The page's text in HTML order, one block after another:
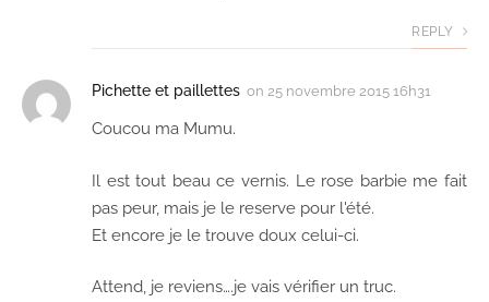
REPLY
Pichette et paillettes on 25 novembre 2015 16h31
Coucou ma Mumu.
Il est tout beau ce vernis. Le rose barbie me fait
pas peur, mais je le reserve pour l'été.
Et encore je le trouve doux celui-ci.
Attend, je reviens….je vais vérifier un truc.